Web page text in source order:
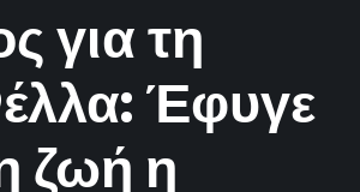
για τη
Έφυγε
ζωή η